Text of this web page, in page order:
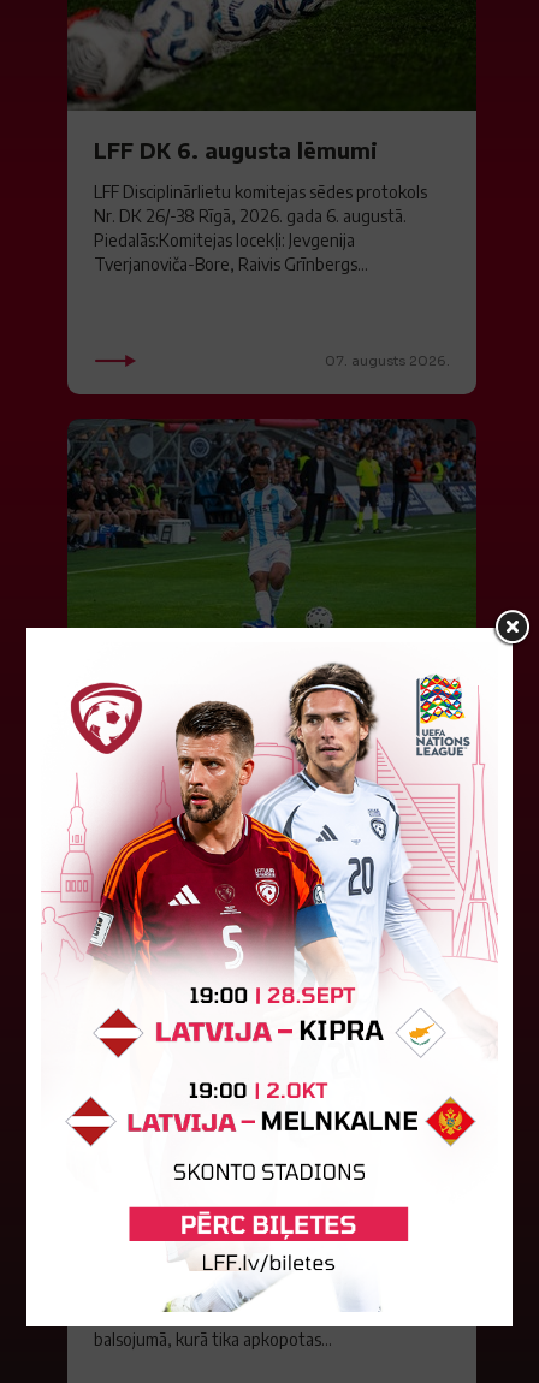
LFF DK 6. augusta lēmumi
LFF Disciplinārlietu komitejas sēdes protokols
Nr. DK 26/-38 Rīgā, 2026. gada 6. augustā.
Piedalās:Komitejas locekļi: Jevgenija
Tverjanoviča-Bore, Raivis Grīnbergs...
07. augusts 2026.
"Riga FC" iegūst handikapu, RFS
būs jāatspēlējas
Ceturtdienas vakarā savas spēles UEFA
Konferences līgas kvalifikācijas trešajā kārtā
aizvadīja divi Latvijas klubi. FC RFS izbraukumā ar
0:2 zaudēja Čehijas "Jablonec"...
06. augusts 2026.
atzīta Keita Zviedre
Par "LuckyBet" Sieviešu futbola līgas jūnija
labāko spēlētāju atzīta FS "Metta" spēlētāja
Keita Zviedre. Uzvarētāja tika noskaidrota
balsojumā, kurā tika apkopotas...